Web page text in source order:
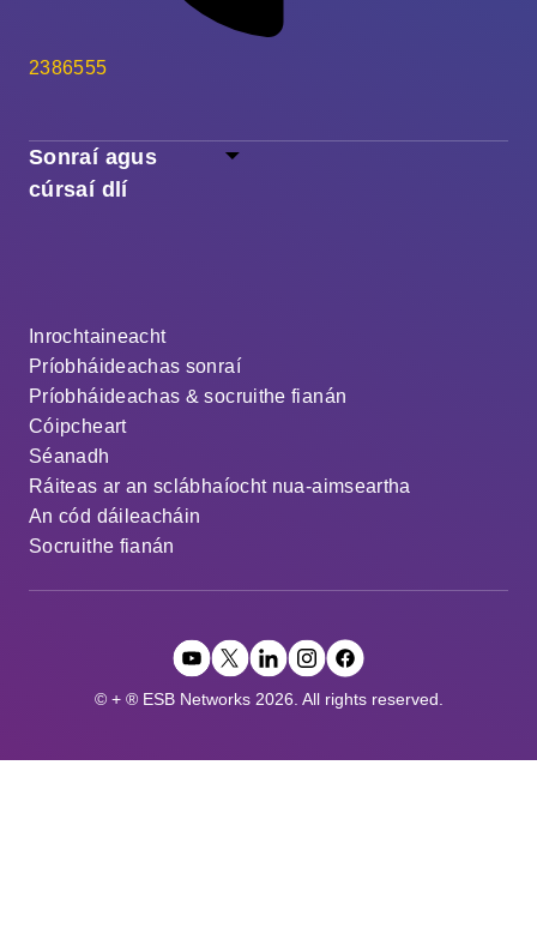
Sonraí agus
cúrsaí dlí
Inrochtaineacht
Príobháideachas sonraí
Príobháideachas & socruithe fianán
Cóipcheart
Séanadh
Ráiteas ar an sclábhaíocht nua-aimseartha
An cód dáileacháin
Socruithe fianán
2386555
© + ® ESB Networks 2026. All rights reserved.